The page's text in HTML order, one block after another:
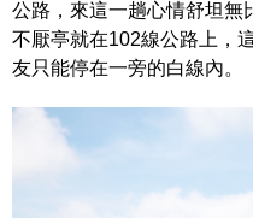
公路，來這一趟心情舒坦無
不厭亭就在102線公路上，
友只能停在一旁的白線內。